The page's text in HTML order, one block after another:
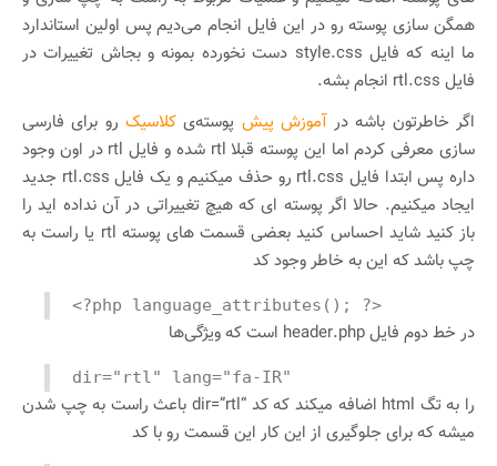
همگن سازی پوسته رو در این فایل انجام می‌دیم پس اولین استاندارد
ما اینه که فایل style.css دست نخورده بمونه و بجاش تغییرات در
فایل rtl.css انجام بشه.
اگر خاطرتون باشه درآموزش پیش پوسته‌یکلاسیک رو برای فارسی
سازی معرفی کردم اما این پوسته قبلا rtl شده و فایل rtl در اون وجود
داره پس ابتدا فایل rtl.css رو حذف میکنیم و یک فایل rtl.css جدید
ایجاد میکنیم. حالا اگر پوسته ای که هیچ تغییراتی در آن نداده اید را
باز کنید شاید احساس کنید بعضی قسمت های پوسته rtl یا راست به
چپ باشد که این به خاطر وجود کد
<?php language_attributes(); ?>
در خط دوم فایل header.php است که ویژگی‌ها
dir="rtl" lang="fa-IR"
را به تگ html اضافه میکند که کد “dir=”rtl باعث راست به چپ شدن
میشه که برای جلوگیری از این کار این قسمت رو با کد